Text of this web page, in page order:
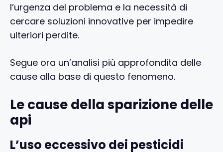
l’urgenza del problema e la necessità di
cercare soluzioni innovative per impedire
ulteriori perdite.
Segue ora un’analisi più approfondita delle
cause alla base di questo fenomeno.
Le cause della sparizione delle
api
L’uso eccessivo dei pesticidi